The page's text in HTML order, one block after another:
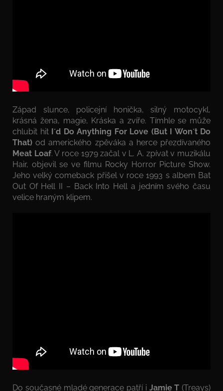
Západ slunce, policejní honička, silný motocykl,
krásná žena, magie, Kráska a zvíře. Tímhle se může
chlubit hit I´d Do Anything For Love (But I Won´t Do
That) od amerického zpěváka a herce přezdívaného
Meat Loaf. V roce 1979 začal v L. A. zpívat v muzikálu
Hair, objevil se ve filmu Rocky Horror Picture Show.
Jeho velký comeback přišel v roce 1993 s albem Bat
Out Of Hell II – Back Into Hell a jedním svého času
velice hraným klipem.
Do současné mladé generace patří i Jamie T (Treays)